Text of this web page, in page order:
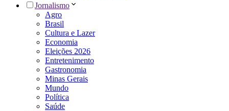
Jornalismo
Agro
Brasil
Cultura e Lazer
Economia
Eleições 2026
Entretenimento
Gastronomia
Minas Gerais
Mundo
Política
Saúde